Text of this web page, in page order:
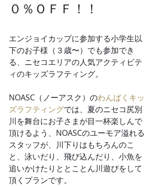
０％ＯＦＦ！！
エンジョイカップに参加する小学生以
下のお子様（３歳〜）でも参加でき
る、ニセコエリアの人気アクティビテ
ィのキッズラフティング。
NOASC（ノーアスク）のわんぱくキッ
ズラフティングでは、夏のニセコ尻別
川を舞台にお子さまが目一杯楽しんで
頂けるよう、NOASCのユーモア溢れる
スタッフが、川下りはもちろんのこ
と、泳いだり、飛び込んだり、小魚を
追いかけたりととことん川遊びをして
頂くプランです。